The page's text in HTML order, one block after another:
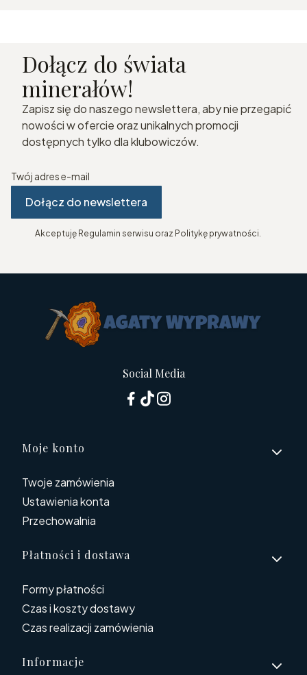
Dołącz do świata
minerałów!
Zapisz się do naszego newslettera, aby nie przegapić
nowości w ofercie oraz unikalnych promocji
dostępnych tylko dla klubowiczów.
Twój adres e-mail
Dołącz do newslettera
Akceptuję Regulamin serwisu oraz Politykę prywatności.
Social Media
Linki w stopce
Moje konto
Twoje zamówienia
Ustawienia konta
Przechowalnia
Płatności i dostawa
Formy płatności
Czas i koszty dostawy
Czas realizacji zamówienia
Informacje